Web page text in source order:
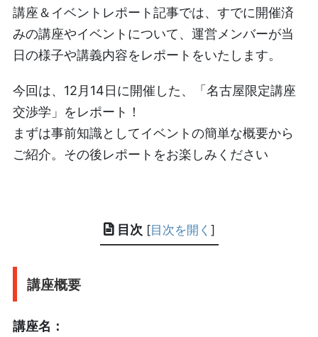
講座＆イベントレポート記事では、すでに開催済
みの講座やイベントについて、運営メンバーが当
日の様子や講義内容をレポートをいたします。
今回は、12月14日に開催した、「名古屋限定講座
交渉学」をレポート！
まずは事前知識としてイベントの簡単な概要から
ご紹介。その後レポートをお楽しみください
目次 [目次を開く ]
講座概要
講座名：